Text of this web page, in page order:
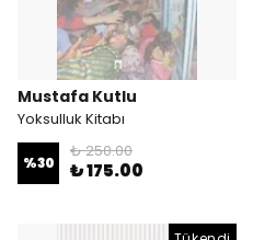
Mustafa Kutlu
Yoksulluk Kitabı
%30
₺ 250.00
₺ 175.00